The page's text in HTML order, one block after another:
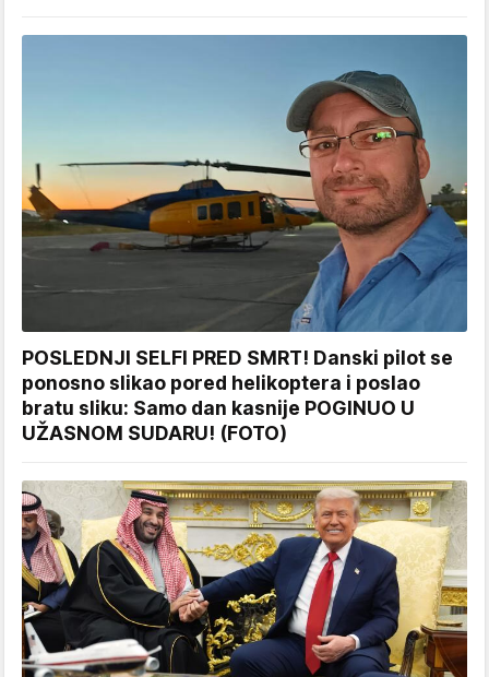
POSLEDNJI SELFI PRED SMRT! Danski pilot se
ponosno slikao pored helikoptera i poslao
bratu sliku: Samo dan kasnije POGINUO U
UŽASNOM SUDARU! (FOTO)